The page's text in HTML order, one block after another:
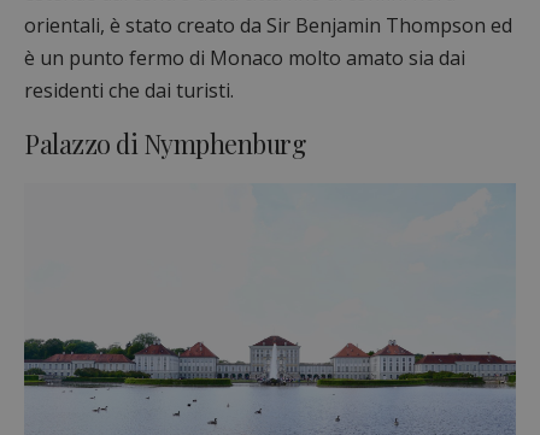
orientali, è stato creato da Sir Benjamin Thompson ed
è un punto fermo di Monaco molto amato sia dai
residenti che dai turisti.
Palazzo di Nymphenburg